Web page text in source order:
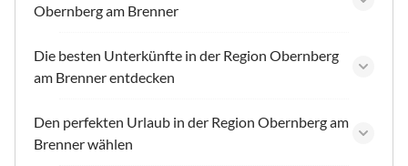
Obernberg am Brenner
Die besten Unterkünfte in der Region Obernberg
am Brenner entdecken
Den perfekten Urlaub in der Region Obernberg am
Brenner wählen